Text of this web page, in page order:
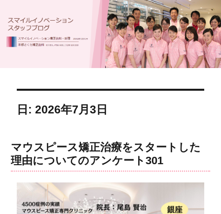
日: 2026年7月3日
マウスピース矯正治療をスタートした
理由についてのアンケート301